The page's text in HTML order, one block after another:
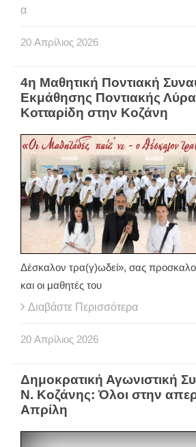
α
20 Απρίλιος 2026
4η Μαθητική Ποντιακή
Εκμάθησης Ποντιακής
Κοτταρίδη στην Κοζάνη
Δέσκαλον τρα(γ)ωδεί», σας
και οι μαθητές του
Διαβάστε Περισσότερα
20 Απρίλιος 2026
Δημοκρατική Αγωνιστική
Ν. Κοζάνης: Όλοι στην
Απρίλη